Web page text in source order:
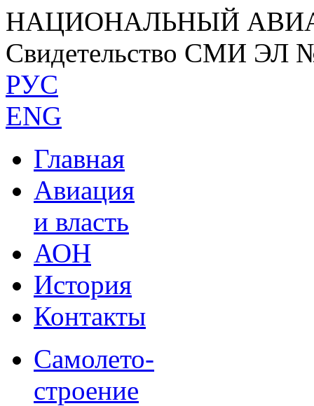
НАЦИОНАЛЬНЫЙ
Свидетельство СМИ ЭЛ
РУС
ENG
Главная
Авиация
и власть
АОН
История
Контакты
Самолето-
строение